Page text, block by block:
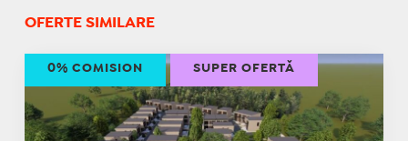
OFERTE SIMILARE
0% COMISION SUPER OFERTĂ